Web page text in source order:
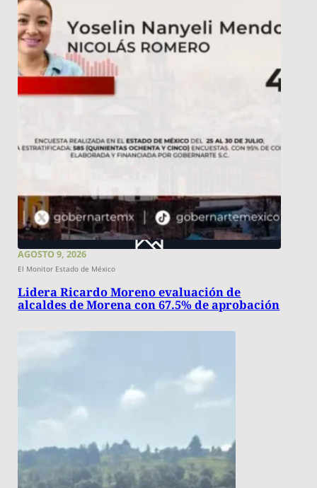
AGOSTO 9, 2026
El Monitor Estado de México
Lidera Ricardo Moreno evaluación de
alcaldes de Morena con 67.5% de aprobación